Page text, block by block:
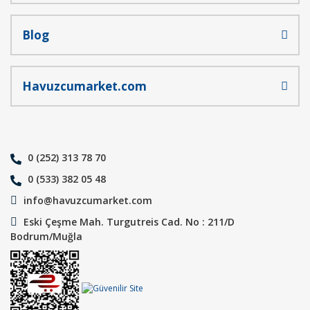
Blog
Havuzcumarket.com
0 (252) 313 78 70
0 (533) 382 05 48
info@havuzcumarket.com
Eski Çeşme Mah. Turgutreis Cad. No : 211/D
Bodrum/Muğla